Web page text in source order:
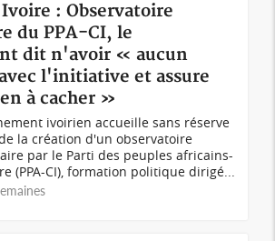
: Observatoire
du PPA-CI, le
dit n'avoir « aucun
l'initiative et assure
à cacher »
ivoirien accueille sans réserve
la création d'un observatoire
par le Parti des peuples africains-
(PPA-CI), formation politique dirigé...